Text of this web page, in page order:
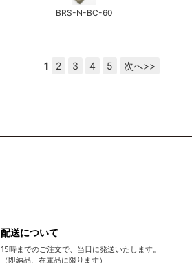
BRS-N-BC-60
1 2 3 4 5 次へ>>
配送について
15時までのご注文で、当日に発送いたします。
（即納品、在庫品に限ります）